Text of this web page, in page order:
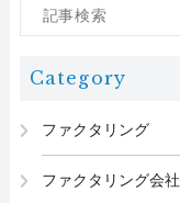
Category
ファクタリング
ファクタリング会社